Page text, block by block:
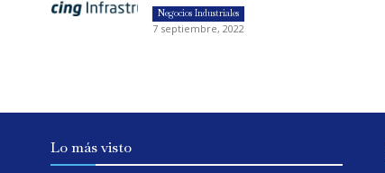
Negocios Industriales
7 septiembre, 2022
Lo más visto